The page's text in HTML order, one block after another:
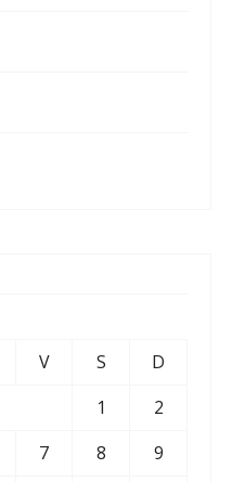
V S
D
1
2
7 8
9